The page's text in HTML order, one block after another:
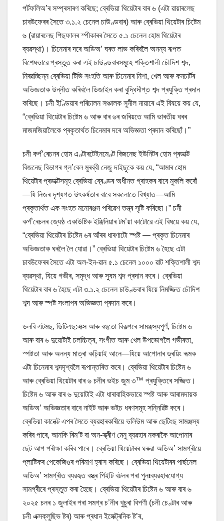
পৰ্টফলিঅ’ৰ সম্প্ৰসাৰণ কৰিছে; ব্ৰেভিয়া থিয়েটাৰ বাৰ ৬ (এটা ৱায়াৰলেছ
চাবউফেৰৰ সৈতে ৩.১.২ চেনেল চাউণ্ডবাৰ) আৰু ব্ৰেভিয়া থিয়েটাৰ চিষ্টেম
৬ (ৱায়াৰলেছ পিছফালৰ স্পীকাৰৰ সৈতে ৫.১ চেনেল হোম থিয়েটাৰ
ব্যৱস্থা)। চিনেমাৰ দৰে অডিঅ’ ঘৰত লাভ কৰিবলৈ অনন্য ৰূপত
বিশেষভাৱে প্ৰস্তুত কৰা এই চাউণ্ডবাৰসমূহে শক্তিশালী চৌদিশ শব্দ,
নিৰৱচ্ছিন্ন ব্ৰেভিয়া টিভি সংহতি আৰু চিনেমাৰ নিশা, খেল আৰু কনচাৰ্টৰ
অভিজ্ঞতাক উন্নীত কৰিবলৈ ডিজাইন কৰা বুদ্ধিদীপ্ত শব্দ প্ৰযুক্তি প্ৰদান
কৰিছে। চনী ইণ্ডিয়াৰ পৰিচালন সঞ্চালক সুনীল নায়াৰে এই বিষয়ে কয় যে,
“ব্ৰেভিয়া থিয়েটাৰ চিষ্টেম ৬ আৰু বাৰ ৬ৰ জৰিয়তে আমি ভাৰতীয় ঘৰৰ
মাজমজিয়ালৈকে প্ৰকৃতাৰ্থত চিনেমাৰ দৰে অভিজ্ঞতা প্ৰদান কৰিছোঁ।”
চনী কৰ্প’ৰেচনৰ হোম এণ্টাৰটেইনমেণ্ট বিজনেছ ইউনিটৰ হোম প্ৰডাক্ট
বিজনেছ বিভাগৰ গ্ল’বেল মুৰব্বী নেজু দাইছুকে কয় যে, “আমাৰ হোম
থিয়েটাৰ প্ৰডাক্টসমূহ ব্ৰেভিয়া ব্ৰেণ্ডৰ অধীনত গ্ৰাহকৰ বাবে মুকলি কৰোঁ
—যি নিজৰ দৃশ্যগত উৎকৰ্ষতাৰ বাবে সকলোতে বিখ্যাত—আমি
প্ৰকৃতাৰ্থত এক সংহত মনোৰঞ্জন পৰিৱেশ তন্ত্ৰ সৃষ্টি কৰিছো।” চনী
কৰ্প’ৰেচনৰ জ্যেষ্ঠ একাউষ্টিক ইঞ্জিনিয়াৰ টম’য়া কাটোৱে এই বিষয়ে কয় যে,
“ব্ৰেভিয়া থিয়েটাৰ চিষ্টেম ৬ৰ আঁৰৰ ধাৰণাটো স্পষ্ট — প্ৰকৃত চিনেমাৰ
অভিজ্ঞতাক ঘৰলৈ লৈ যোৱা।” ব্ৰেভিয়া থিয়েটাৰ চিষ্টেম ৬ হৈছে এটা
চাবউফেৰৰ সৈতে এটা অল-ইন-ৱান ৫.১ চেনেল ১০০০ ৱাট শক্তিশালী শব্দ
ব্যৱস্থা, যিয়ে গভীৰ, সমৃদ্ধ আৰু সুষম শব্দ প্ৰদান কৰে। ব্ৰেভিয়া
থিয়েটাৰ বাৰ ৬ হৈছে এটা ৩.১.২ চেনেল চাউণ্ডবাৰ যিয়ে নিমজ্জিত চৌদিশ
শব্দ আৰু স্পষ্ট সংলাপৰ অভিজ্ঞতা প্ৰদান কৰে।
ডলবি এটমছ, ডিটিএছ:এক্স আৰু বহুতো বিকল্পৰে সামঞ্জস্যপূৰ্ণ, চিষ্টেম ৬
আৰু বাৰ ৬ দুয়োটাই চলচ্চিত্ৰ, সংগীত আৰু খেল উপভোগলৈ গভীৰতা,
স্পষ্টতা আৰু অনন্য মাত্ৰা কঢ়িয়াই আনে—যিয়ে আপোনাৰ ড্ৰয়িং ৰূমক
এটা চিনেমাৰ শব্দদৃশ্যলৈ ৰূপান্তৰিত কৰে। ব্ৰেভিয়া থিয়েটাৰ চিষ্টেম ৬
আৰু ব্ৰেভিয়া থিয়েটাৰ বাৰ ৬ চনীৰ ভইচ জুম ৩™ প্ৰযুক্তিৰে সজ্জিত।
চিষ্টেম ৬ আৰু বাৰ ৬ দুয়োটাই এটা ধাৰাবাহিকভাৱে স্পষ্ট আৰু আৰামদায়ক
অডিঅ’ অভিজ্ঞতাৰ বাবে নাইট আৰু ভইচ ধৰণসমূহ সন্নিৱিষ্ট কৰে।
ব্ৰেভিয়া কানেক্ট এপৰ সৈতে ব্যৱহাৰকাৰীয়ে ভলিউম আৰু ছেটিংছ সামঞ্জস্য
কৰিব পাৰে, আনকি ৰিম’ট বা অন-স্ক্ৰীণ মেনু ব্যৱহাৰ নকৰাকৈ আপোনাৰ
ছেট আপ পৰীক্ষা কৰিব পাৰে। ব্ৰেভিয়া থিয়েটাৰৰ ঘৰুৱা অডিঅ’ সামগ্ৰীয়ে
প্লাষ্টিকৰ পেকেজিঙৰ পৰিমাণ হ্ৰাস কৰিছে। ব্ৰেভিয়া থিয়েটাৰৰ পাৰ্ছনেল
অডিঅ’ সামগ্ৰীত ব্যৱহৃত বস্ত্ৰ পিইটি বটলৰ পৰা পুনঃব্যৱহাৰযোগ্য
সামগ্ৰীৰে প্ৰস্তুত কৰা হৈছে। ব্ৰেভিয়া থিয়েটাৰ চিষ্টেম ৬ আৰু বাৰ ৬
২০২৫ চনৰ ১ জুলাইৰ পৰা সমগ্ৰ চ’নীৰ খুচুৰা বিপণী (চনী চেণ্টাৰ আৰু
চনী এক্সক্লুছিভ ষ্টৰ) আৰু প্ৰধান ইলেক্ট্ৰনিক ষ্ট’ৰ,